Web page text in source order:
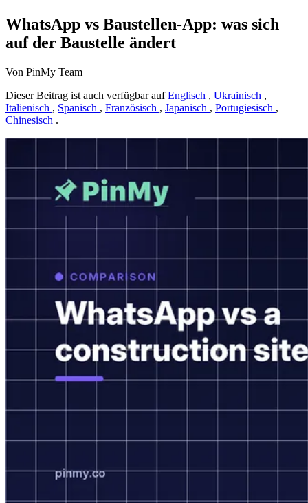
WhatsApp vs Baustellen-App: was sich
auf der Baustelle ändert
Von PinMy Team
Dieser Beitrag ist auch verfügbar aufEnglisch , Ukrainisch ,
Italienisch , Spanisch , Französisch , Japanisch , Portugiesisch ,
Chinesisch .